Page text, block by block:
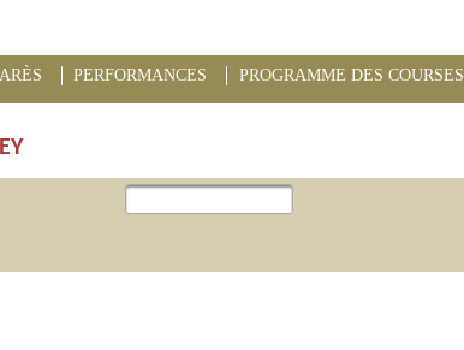
PERFORMANCES PROGRAMME DES COURSES